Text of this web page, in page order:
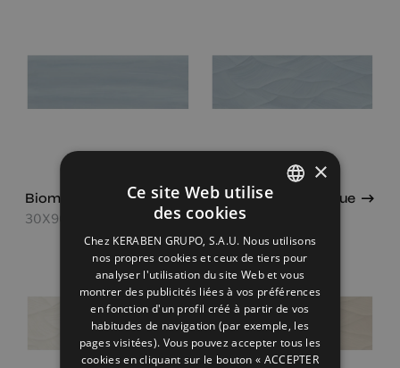
Biomim Blue
30X90
Biomim Concept Blue
30X90
FRENCH
GERMAN
×
Ce site Web utilise
des cookies
Chez KERABEN GRUPO, S.A.U. Nous utilisons
nos propres cookies et ceux de tiers pour
analyser l'utilisation du site Web et vous
montrer des publicités liées à vos préférences
en fonction d'un profil créé à partir de vos
habitudes de navigation (par exemple, les
pages visitées). Vous pouvez accepter tous les
cookies en cliquant sur le bouton « ACCEPTER